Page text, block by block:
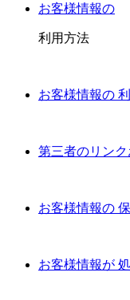
お客様情報の
利用方法
お客様情報の
第三者のリン
お客様情報の
お客様情報が